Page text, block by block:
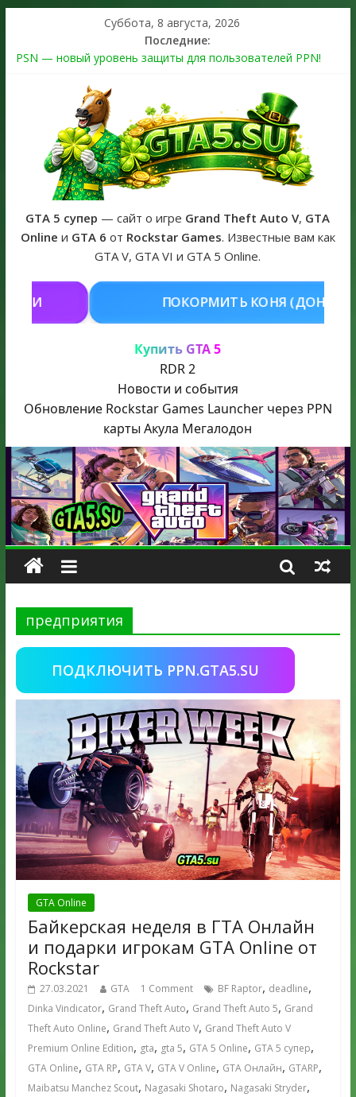
Суббота, 8 августа, 2026
Последние:
PSN — новый уровень защиты для пользователей PPN!
The Kortz Center Heist выйдет в GTA Online уже 14 июля
Регистрация в Rockstar Games Social Club ошибка #1.500.7:
как зарегистрировать аккаунт и войти без проблем в 2026
Получайте особые награды в GTA Online по программе
Fine Art Collector
GTA 6 официальная обложка игры и Предзаказ Grand Theft
Auto VI
GTA 5 супер — сайт о игре Grand Theft Auto V, GTA
Online и GTA 6 от Rockstar Games. Известные вам как
GTA V, GTA VI и GTA 5 Online.
КОНЯ (ДОНАТ) КУПИТЬ
Купить GTA 5
RDR 2
Новости и события
Обновление Rockstar Games Launcher через PPN
карты Акула Мегалодон
предприятия
ПОДКЛЮЧИТЬ PPN.GTA5.SU
GTA Online
Байкерская неделя в ГТА Онлайн
и подарки игрокам GTA Online от
Rockstar
27.03.2021 GTA 1 Comment BF Raptor, deadline,
Dinka Vindicator, Grand Theft Auto, Grand Theft Auto 5, Grand
Theft Auto Online, Grand Theft Auto V, Grand Theft Auto V
Premium Online Edition, gta, gta 5, GTA 5 Online, GTA 5 супер,
GTA Online, GTA RP, GTA V, GTA V Online, GTA Онлайн, GTARP,
Maibatsu Manchez Scout, Nagasaki Shotaro, Nagasaki Stryder,